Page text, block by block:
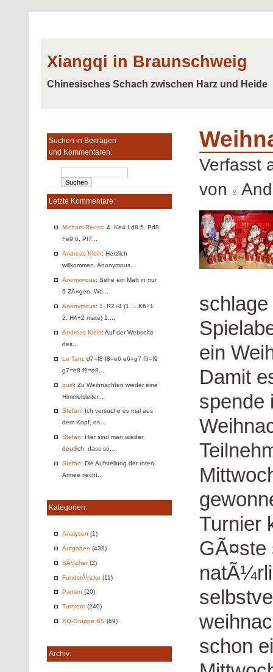
Xiangqi in Braunschweig
Chinesisches Schach zwischen Harz und Heide
Suchen in Beiträgen
und Kommentaren:
Letzte Kommentare:
Michael Reuss: 4. Ke4 Ld8 5. Pd8
Fe9 6. Pf7...
Andreas Klein: Herzlich
willkommen, Anonymous...
Anonymous: Sehe ein Matt in nur
9 ZÅ«gen. Wo...
Anonymous: 1. R2+4 (1. ...K6+1
2. H4+2 mate) 1....
Andreas Klein: Auf der Webseite
des...
Le Tam: d7=f8 f8=e6 e6=g7 f5=f9
g7=e8 f9=e9...
quirl: Zu Weihnachten wieder eine
Himmelsleiter...
Stefan: Ich versuche es mal aus
dem Kopf, es...
Stefan: Hier sind man wieder
deutlich, dass so...
Stefan: Die Aufstellung der roten
Armee riecht...
Kategorien:
Analysen (1)
Aufgaben (438)
BÃ¼cher(2)
FundstÃ¼cke (11)
Partien (20)
Turniere (240)
XQ-Gruppe BS (69)
Archiv:
Verfasst
von
ein
Damit
spende
Turnier
GÃ¤ste
schon